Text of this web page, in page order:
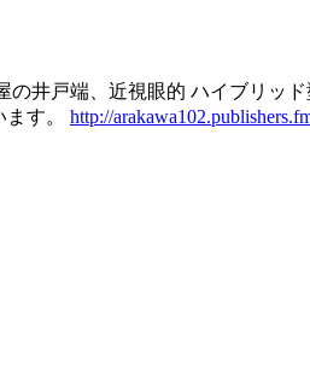
井戸端、近視眼的 ハイブリッ
す。 http://